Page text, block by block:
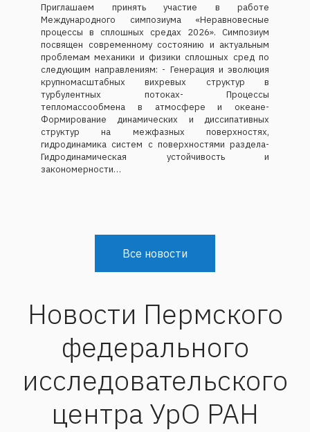
Приглашаем принять участие в работе
Международного симпозиума «Неравновесные
процессы в сплошных средах 2026». Симпозиум
посвящен современному состоянию и актуальным
проблемам механики и физики сплошных сред по
следующим направлениям: - Генерация и эволюция
крупномасштабных вихревых структур в
турбулентных потоках- Процессы
тепломассообмена в атмосфере и океане-
Формирование динамических и диссипативных
структур на межфазных поверхностях,
гидродинамика систем с поверхностями раздела-
Гидродинамическая устойчивость и
закономерности…
Все новости
Новости Пермского
федерального
исследовательского
центра УрО РАН